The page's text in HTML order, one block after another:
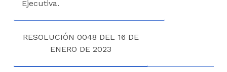
Ejecutiva.
RESOLUCIÓN 0048 DEL 16 DE
ENERO DE 2023